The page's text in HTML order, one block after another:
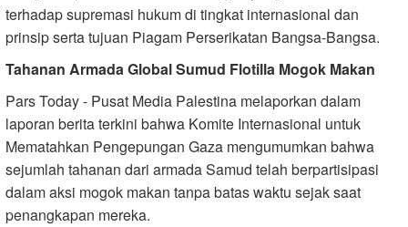
terhadap supremasi hukum di tingkat internasional dan
prinsip serta tujuan Piagam Perserikatan Bangsa-Bangsa.
Tahanan Armada Global Sumud Flotilla Mogok Makan
Pars Today - Pusat Media Palestina melaporkan dalam
laporan berita terkini bahwa Komite Internasional untuk
Mematahkan Pengepungan Gaza mengumumkan bahwa
sejumlah tahanan dari armada Samud telah berpartisipasi
dalam aksi mogok makan tanpa batas waktu sejak saat
penangkapan mereka.